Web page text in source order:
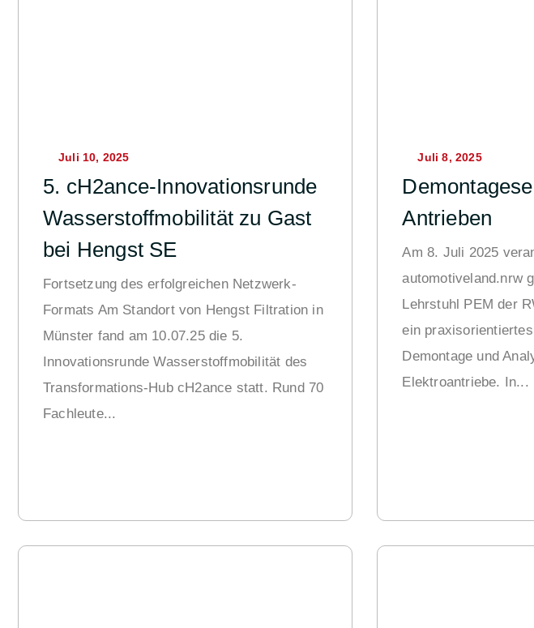
Juli 10, 2025
5. cH2ance-Innovationsrunde
Wasserstoffmobilität zu Gast
bei Hengst SE
Fortsetzung des erfolgreichen Netzwerk-
Formats Am Standort von Hengst Filtration in
Münster fand am 10.07.25 die 5.
Innovationsrunde Wasserstoffmobilität des
Transformations-Hub cH2ance statt. Rund 70
Fachleute...
Juli 8, 2025
Antrieben
Am 8. Juli 2025
automotiveland.nrw
Lehrstuhl PEM der
ein
Demontage und
Elektroantriebe. In...